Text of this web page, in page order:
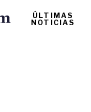
ÚLTIMAS
NOTICIAS